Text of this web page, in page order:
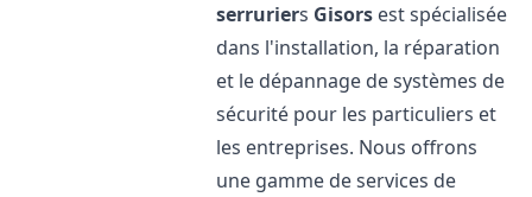
serruriers Gisors est spécialisée
dans l'installation, la réparation
et le dépannage de systèmes de
sécurité pour les particuliers et
les entreprises. Nous offrons
une gamme de services de